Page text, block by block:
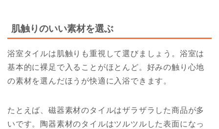
肌触りのいい素材を選ぶ
浴室タイルは肌触りも重視して選びましょう。浴室は
基本的に裸足で入ることがほとんど。好みの触り心地
の素材を選んだほうが快適に入浴できます。
たとえば、磁器素材のタイルはザラザラした商品が多
いです。陶器素材のタイルはツルツルした表面になっ